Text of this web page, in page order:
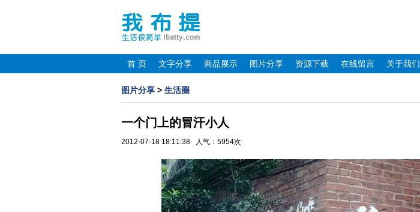
首 页 文字分享 商品展示 图片分享 资源下载 在线留言 关于我们
图片分享 > 生活圈
一个门上的冒汗小人
2012-07-18 18:11:38 人气：5954次